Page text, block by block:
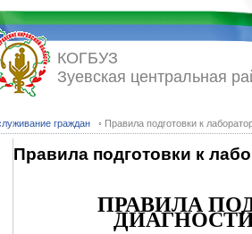
граждан ◦ Правила подготовки к
КОГБУЗ
Зуевская центральная
Правила подготовки к
ПРАВИЛА